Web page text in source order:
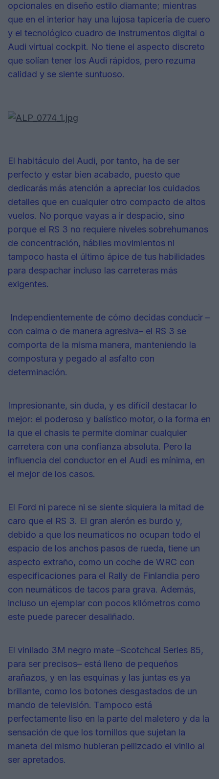
opcionales en diseño estilo diamante; mientras
que en el interior hay una lujosa tapicería de cuero
y el tecnológico cuadro de instrumentos digital o
Audi virtual cockpit. No tiene el aspecto discreto
que solían tener los Audi rápidos, pero rezuma
calidad y se siente suntuoso.
El habitáculo del Audi, por tanto, ha de ser
perfecto y estar bien acabado, puesto que
dedicarás más atención a apreciar los cuidados
detalles que en cualquier otro compacto de altos
vuelos. No porque vayas a ir despacio, sino
porque el RS 3 no requiere niveles sobrehumanos
de concentración, hábiles movimientos ni
tampoco hasta el último ápice de tus habilidades
para despachar incluso las carreteras más
exigentes.
Independientemente de cómo decidas conducir –
con calma o de manera agresiva– el RS 3 se
comporta de la misma manera, manteniendo la
compostura y pegado al asfalto con
determinación.
Impresionante, sin duda, y es difícil destacar lo
mejor: el poderoso y balístico motor, o la forma en
la que el chasis te permite dominar cualquier
carretera con una confianza absoluta. Pero la
influencia del conductor en el Audi es mínima, en
el mejor de los casos.
El Ford ni parece ni se siente siquiera la mitad de
caro que el RS 3. El gran alerón es burdo y,
debido a que los neumaticos no ocupan todo el
espacio de los anchos pasos de rueda, tiene un
aspecto extraño, como un coche de WRC con
especificaciones para el Rally de Finlandia pero
con neumáticos de tacos para grava. Además,
incluso un ejemplar con pocos kilómetros como
este puede parecer desaliñado.
El vinilado 3M negro mate –Scotchcal Series 85,
para ser precisos– está lleno de pequeños
arañazos, y en las esquinas y las juntas es ya
brillante, como los botones desgastados de un
mando de televisión. Tampoco está
perfectamente liso en la parte del maletero y da la
sensación de que los tornillos que sujetan la
maneta del mismo hubieran pellizcado el vinilo al
ser apretados.